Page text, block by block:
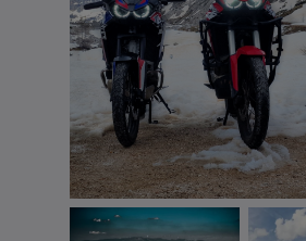
Africa Triplets, Passo Valparola in the Dolomites.
Nico Buys